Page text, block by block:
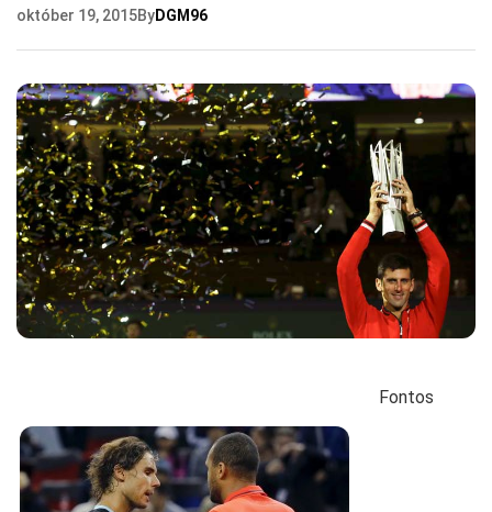
október 19, 2015ByDGM96
Fontos